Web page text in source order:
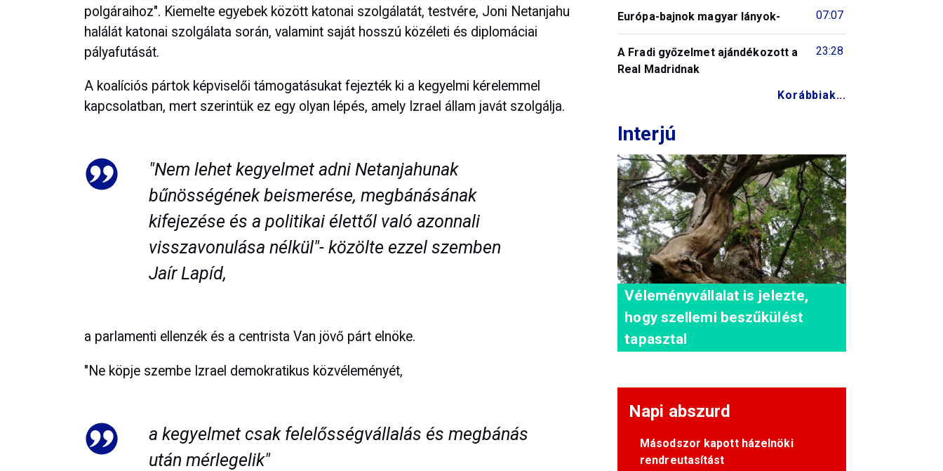
polgáraihoz". Kiemelte egyebek között katonai szolgálatát, testvére, Joni Netanjahu
halálát katonai szolgálata során, valamint saját hosszú közéleti és diplomáciai
pályafutását.
A koalíciós pártok képviselői támogatásukat fejezték ki a kegyelmi kérelemmel
kapcsolatban, mert szerintük ez egy olyan lépés, amely Izrael állam javát szolgálja.
"Nem lehet kegyelmet adni Netanjahunak
bűnösségének beismerése, megbánásának
kifejezése és a politikai élettől való azonnali
visszavonulása nélkül"- közölte ezzel szemben
Jaír Lapíd,
a parlamenti ellenzék és a centrista Van jövő párt elnöke.
"Ne köpje szembe Izrael demokratikus közvéleményét,
a kegyelmet csak felelősségvállalás és megbánás
után mérlegelik"
07:07
Európa-bajnok magyar lányok-
23:28
A Fradi győzelmet ajándékozott a
Real Madridnak
Korábbiak...
Interjú
Véleményvállalat is jelezte,
hogy szellemi beszűkülést
tapasztal
Napi abszurd
Másodszor kapott házelnöki
rendreutasítást